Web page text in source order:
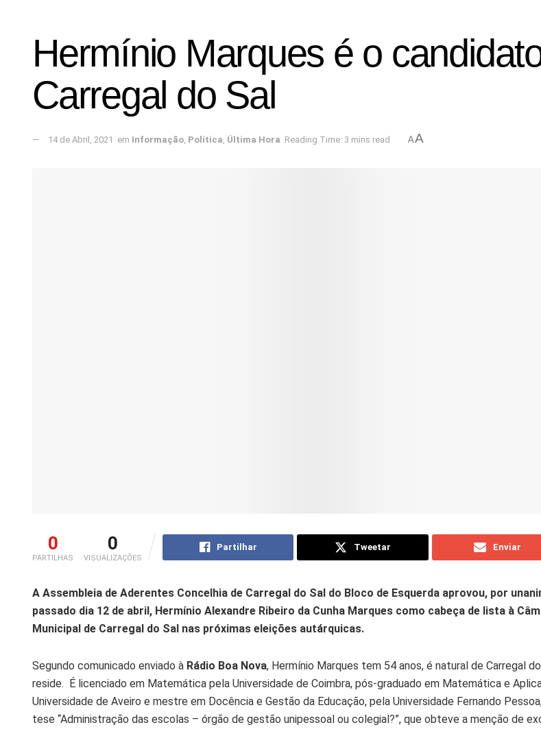
Hermínio Marques é o
Carregal do Sal
14 de Abril, 2021 em Informação, Política, Última Hora Reading Time: 3 mins read AA
0
PARTILHAS
0
VISUALIZAÇÕES
Partilhar Tweetar Enviar
A Assembleia de Aderentes Concelhia de Carregal do Sal do Bloco de Esquerda aprovou, por
passado dia 12 de abril, Hermínio Alexandre Ribeiro da Cunha Marques como cabeça de lista à
Municipal de Carregal do Sal nas próximas eleições autárquicas.
Segundo comunicado enviado à Rádio Boa Nova, Hermínio Marques tem 54 anos, é natural de Carregal
reside. É licenciado em Matemática pela Universidade de Coimbra, pós-graduado em Matemática e
Universidade de Aveiro e mestre em Docência e Gestão da Educação, pela Universidade Fernando
tese “Administração das escolas – órgão de gestão unipessoal ou colegial?”, que obteve a menção de